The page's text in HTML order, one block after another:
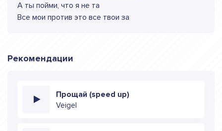
А ты пойми, что я не та
Все мои против это все твои за
Рекомендации
Прощай (speed up)
Veigel